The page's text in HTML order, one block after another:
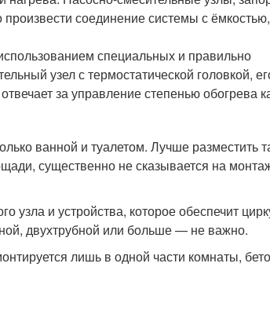
соединение системы с
специальных и правильно
узел с термостатической головкой,
за управление степенью обогрева
ванной и туалетом. Лучше разместить
существенно не сказывается на
узла и устройства, которое обеспечит
двухтрубной или больше — не важно.
лишь в одной части комнаты,